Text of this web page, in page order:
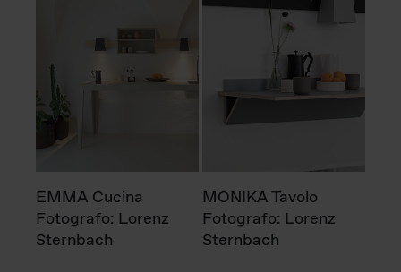
EMMA Cucina
Fotografo: Lorenz
Sternbach
MONIKA Tavolo
Fotografo: Lorenz
Sternbach